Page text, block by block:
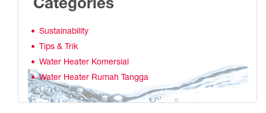
Categories
Sustainability
Tips & Trik
Water Heater Komersial
Water Heater Rumah Tangga